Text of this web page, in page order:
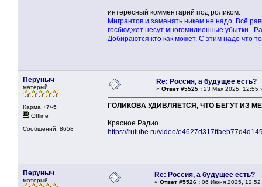
интересный комментарий под роликом:
Мигрантов и заменять никем не надо. Всё
госбюджет несут многомилионные убытки.
Добираются кто как может. С этим надо что
Перуныч
матерый
Карма +7/-5
Offline
Сообщений: 8658
Re: Россия, а будущее есть?
« Ответ #5525 : 23 Мая 2025, 12:55
ГОЛИКОВА УДИВЛЯЕТСЯ, ЧТО БЕГУТ ИЗ
Красное Радио
https://rutube.ru/video/
Перуныч
матерый
Re: Россия, а будущее есть?
« Ответ #5526 : 06 Июня 2025, 12:52